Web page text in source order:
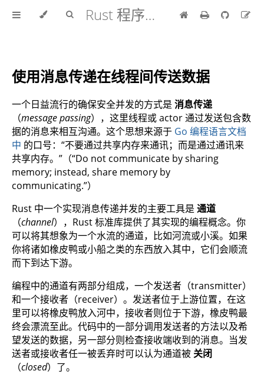
Rust 程序设计语言 中文版
使用消息传递在线程间传送数据
一个日益流行的确保安全并发的方式是 消息传递
（message passing），这里线程或 actor 通过发送包含数
据的消息来相互沟通。这个思想来源于 Go 编程语言文档
中 的口号：“不要通过共享内存来通讯；而是通过通讯来
共享内存。”（“Do not communicate by sharing
memory; instead, share memory by
communicating.”）
Rust 中一个实现消息传递并发的主要工具是 通道
（channel），Rust 标准库提供了其实现的编程概念。你
可以将其想象为一个水流的通道，比如河流或小溪。如果
你将诸如橡皮鸭或小船之类的东西放入其中，它们会顺流
而下到达下游。
编程中的通道有两部分组成，一个发送者（transmitter）
和一个接收者（receiver）。发送者位于上游位置，在这
里可以将橡皮鸭放入河中，接收者则位于下游，橡皮鸭最
终会漂流至此。代码中的一部分调用发送者的方法以及希
望发送的数据，另一部分则检查接收端收到的消息。当发
送者或接收者任一被丢弃时可以认为通道被 关闭
（closed）了。